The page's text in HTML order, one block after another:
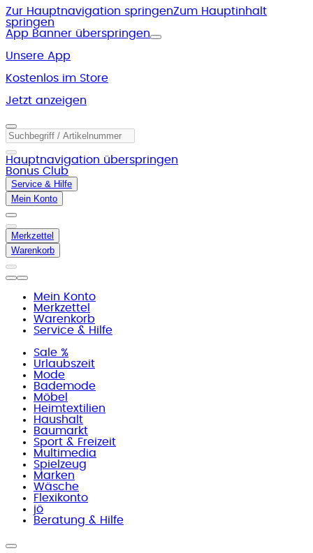
Zur Hauptnavigation springenZum Hauptinhalt
springen
App Banner überspringen
Unsere App
Kostenlos im Store
Jetzt anzeigen
Hauptnavigation überspringen
Bonus Club
Service & Hilfe
Mein Konto
Merkzettel
Warenkorb
Mein Konto
Merkzettel
Warenkorb
Service & Hilfe
Sale %
Urlaubszeit
Mode
Bademode
Möbel
Heimtextilien
Haushalt
Baumarkt
Sport & Freizeit
Multimedia
Spielzeug
Marken
Wäsche
Flexikonto
jö
Beratung & Hilfe